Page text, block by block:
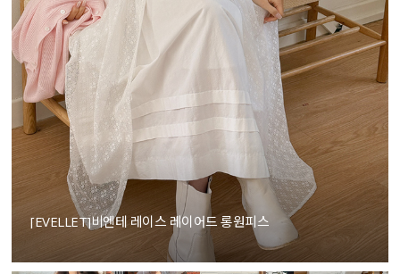
[EVELLET]비엔테 레이스 레이어드 롱원피스